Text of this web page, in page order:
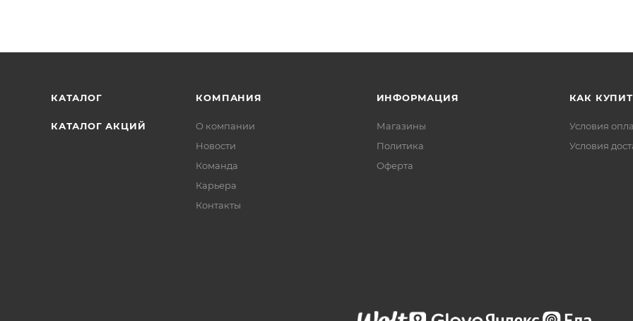
КАТАЛОГ
КАТАЛОГ АКЦИЙ
КОМПАНИЯ
О компании
Новости
Команда
Карьера
Контакты
ИНФОРМАЦИЯ
Магазины
Политика
Офертa
КАК
Условия
Условия